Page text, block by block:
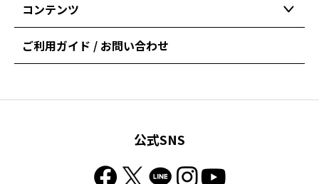
コンテンツ
ご利用ガイド / お問い合わせ
公式SNS